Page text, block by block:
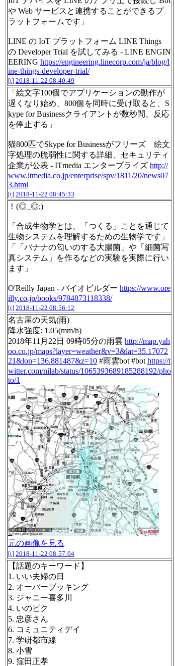
や Web サービスと連携することができるプ
ラットフォームです」
LINE の IoT プラットフォーム LINE Things
の Developer Trial を試してみる - LINE ENGIN
EERING https://engineering.linecorp.com/ja/blog/l
ine-things-developer-trial/
[t] 2018-11-22 08:40:49
「絵文字100個でアプリケーションの動作が
遅くなり始め、800個を同時に受け取ると、S
kype for Businessクライアントが数秒間、反応
を停止する」
猫800匹でSkype for Businessがフリーズ 絵文
字処理の脆弱性に関する詳細、セキュリティ
企業が公表 - ITmedia エンタープライズ http://
www.itmedia.co.jp/enterprise/spv/1811/20/news07
3.html
[t] 2018-11-22 08:45:33
！(◎_◎;)
「合成生物学とは、「つくる」ことを通じて
生物システムを理解するための生物学です」
「「バナナの匂いのする大腸菌」や「細菌写
真システム」を作るなどの実験を実際に行い
ます」
O'Reilly Japan - バイオビルダー https://www.ore
illy.co.jp/books/9784873118338/
[t] 2018-11-22 08:56:12
名古屋の天気(雨)
降水強度: 1.05(mm/h)
2018年11月22日 09時05分の雨雲 http://map.yah
oo.co.jp/maps?layer=weather&v=3&lat=35.17072
21&lon=136.881487&z=10 #雨雲bot #bothttps://t
witter.com/nilab/status/1065393689185288192/pho
to/1
元の画像を見る
[t] 2018-11-22 08:57:04
【話題のキーワード】
1. いい夫婦の日
2. オーバーブッキング
3. ジャニー喜多川
4. いのピク
5. 忠彦さん
6. コミュニティデイ
7. 学研都市線
8. 小雪
9. 窪田正孝